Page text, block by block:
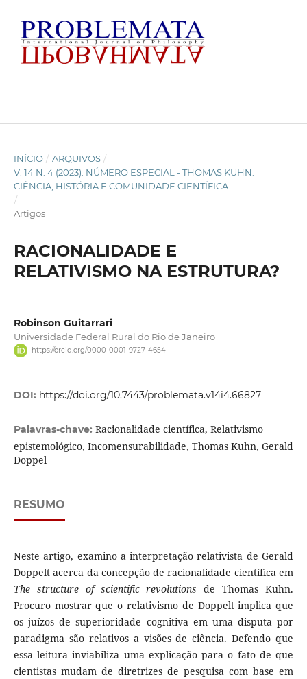
INÍCIO / ARQUIVOS /
V. 14 N. 4 (2023): NÚMERO ESPECIAL - THOMAS KUHN:
CIÊNCIA, HISTÓRIA E COMUNIDADE CIENTÍFICA
/
Artigos
RACIONALIDADE E
RELATIVISMO NA ESTRUTURA?
Robinson Guitarrari
Universidade Federal Rural do Rio de Janeiro
https://orcid.org/0000-0001-9727-4654
DOI: https://doi.org/10.7443/problemata.v14i4.66827
Palavras-chave: Racionalidade científica, Relativismo
epistemológico, Incomensurabilidade, Thomas Kuhn, Gerald
Doppel
RESUMO
Neste artigo, examino a interpretação relativista de Gerald
Doppelt acerca da concepção de racionalidade científica em
The structure of scientific revolutions de Thomas Kuhn.
Procuro mostrar que o relativismo de Doppelt implica que
os juízos de superioridade cognitiva em uma disputa por
paradigma são relativos a visões de ciência. Defendo que
essa leitura inviabiliza uma explicação para o fato de que
cientistas mudam de diretrizes de pesquisa com base em